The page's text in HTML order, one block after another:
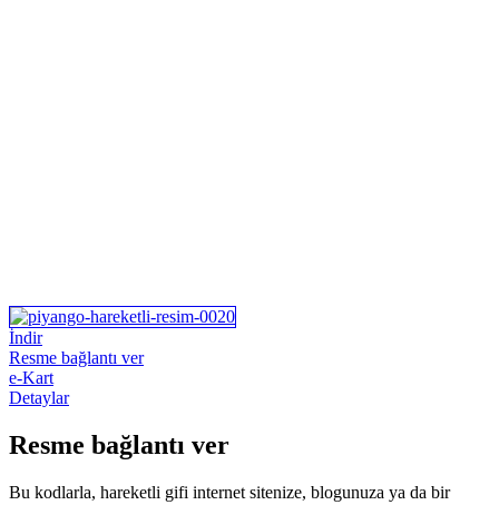
İndir
Resme bağlantı ver
e-Kart
Detaylar
Resme bağlantı ver
Bu kodlarla, hareketli gifi internet sitenize, blogunuza ya da bir